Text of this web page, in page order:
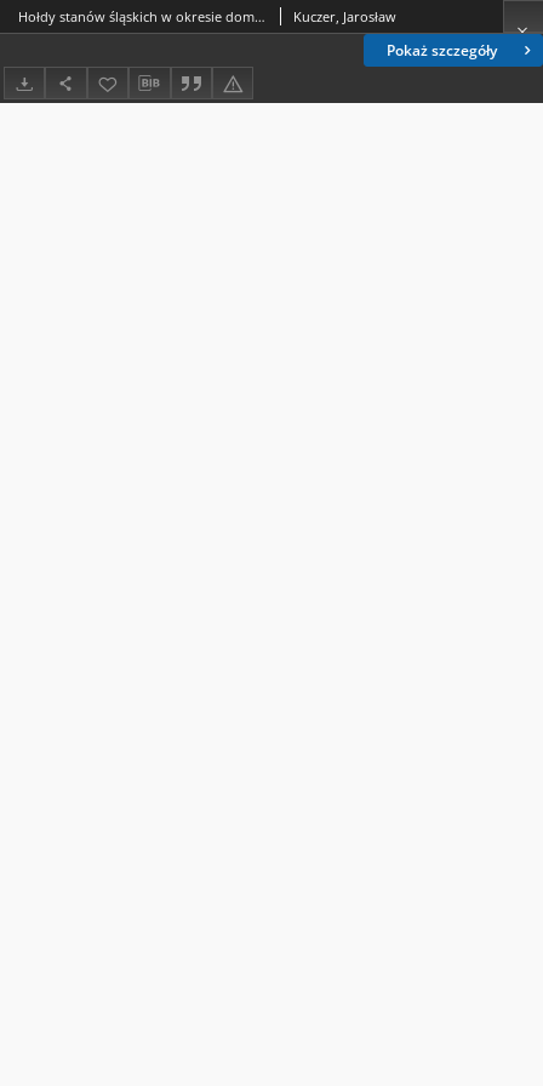
Pokaż szczegóły
Hołdy stanów śląskich w okresie dominacji cesarsko-królewskiej Habsburgów (1600–1740). Podstawy i procedura prawna, postępowanie administracyjne a powstały zwyczaj i praktyka kulturowa Kuczer, Jarosław